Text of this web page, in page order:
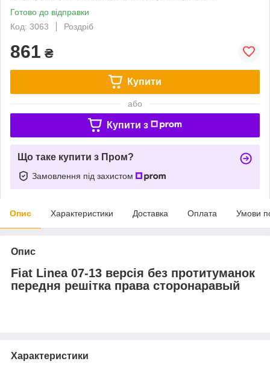
Готово до відправки
Код: 3063
Роздріб
861 ₴
Купити
або
Купити з
Що таке купити з Пром?
Замовлення під захистом
Опис Характеристики Доставка Оплата Умови
Опис
Fiat Linea 07-13 версія без протитуманок
передня решітка права сторонаравый
Характеристики